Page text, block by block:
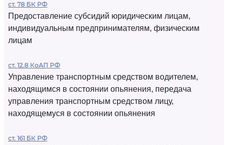
ст. 78 БК РФ
Предоставление субсидий юридическим лицам,
индивидуальным предпринимателям, физическим
лицам
ст. 12.8 КоАП РФ
Управление транспортным средством водителем,
находящимся в состоянии опьянения, передача
управления транспортным средством лицу,
находящемуся в состоянии опьянения
ст. 161 БК РФ